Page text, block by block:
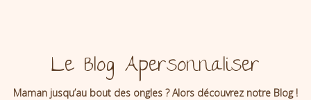
Le Blog Apersonnaliser
Maman jusqu’au bout des ongles ? Alors découvrez notre Blog !